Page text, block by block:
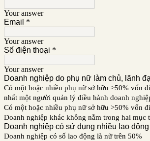
Your answer
Email *
Your answer
Số điện thoại *
Your answer
Doanh nghiệp do phụ nữ làm chủ, lãnh
Có một hoặc nhiều phụ nữ sở hữu >50% vốn
nhất một người quản lý điều hành doanh
Có một hoặc nhiều phụ nữ sở hữu >50% vốn
Doanh nghiệp khác không nằm trong hai mục
Doanh nghiệp có sử dụng nhiều lao
Doanh nghiệp có số lao động là nữ trên 50%